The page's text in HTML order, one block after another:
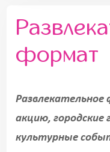
формат
акцию, городские
культурные